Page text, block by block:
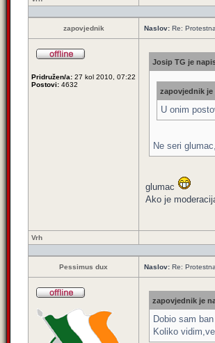
zapovjednik Naslov: Re:
Pridružen/a: 27 kol 2010, 07:22
Postovi: 4632
Josip TG je
zapovjednik je
U onim
Ne seri
glumac
Ako je
Vrh
Pessimus dux Naslov: Re:
zapovjednik je
Dobio sam
Koliko